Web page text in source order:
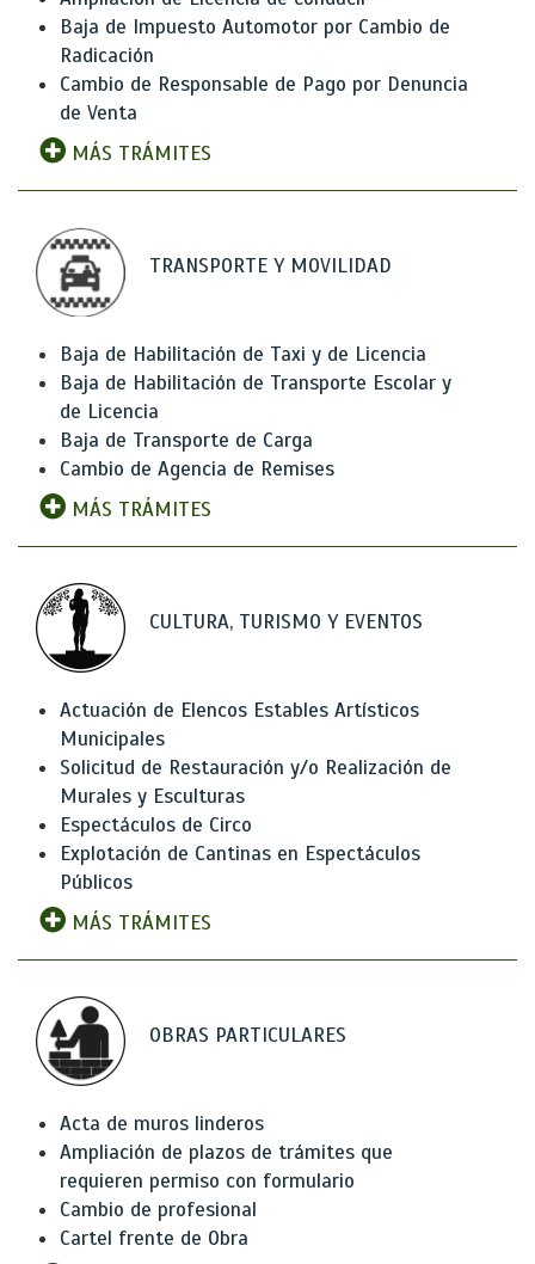
Baja de Impuesto Automotor por Cambio de
Radicación
Cambio de Responsable de Pago por Denuncia
de Venta
MÁS TRÁMITES
TRANSPORTE Y MOVILIDAD
Baja de Habilitación de Taxi y de Licencia
Baja de Habilitación de Transporte Escolar y
de Licencia
Baja de Transporte de Carga
Cambio de Agencia de Remises
MÁS TRÁMITES
CULTURA, TURISMO Y EVENTOS
Actuación de Elencos Estables Artísticos
Municipales
Solicitud de Restauración y/o Realización de
Murales y Esculturas
Espectáculos de Circo
Explotación de Cantinas en Espectáculos
Públicos
MÁS TRÁMITES
OBRAS PARTICULARES
Acta de muros linderos
Ampliación de plazos de trámites que
requieren permiso con formulario
Cambio de profesional
Cartel frente de Obra